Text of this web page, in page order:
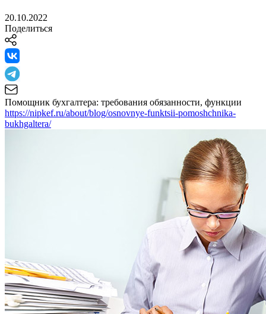
20.10.2022
Поделиться
Помощник бухгалтера: требования обязанности, функции
https://nipkef.ru/about/blog/osnovnye-funktsii-pomoshchnika-
bukhgaltera/